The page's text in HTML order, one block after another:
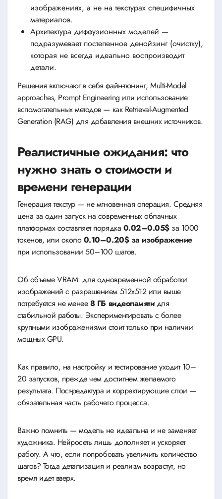
изображениях, а не на текстурах специфичных
материалов.
Архитектура диффузионных моделей —
подразумевает постепенное денойзинг (очистку),
которая не всегда идеально воспроизводит
детали.
Решения включают в себя файн-тюнинг, Multi-Model
approaches, Prompt Engineering или использование
вспомогательных методов — как Retrieval-Augmented
Generation (RAG) для добавления внешних источников.
Реалистичные ожидания: что
нужно знать о стоимости и
времени генерации
Генерация текстур — не мгновенная операция. Средняя
цена за один запуск на современных облачных
платформах составляет порядка 0.02–0.05$за 1000
токенов, или около0.10–0.20$ за изображение
при использовании 50–100 шагов.
Об объеме VRAM: для одновременной обработки
изображений с разрешением 512х512 или выше
потребуется не менее8 ГБ видеопамятидля
стабильной работы. Экспериментировать с более
крупными изображениями стоит только при наличии
мощных GPU.
Как правило, на настройку и тестирование уходит 10–
20 запусков, прежде чем достигнем желаемого
результата. Пост-редактура и корректирующие слои —
обязательная часть рабочего процесса.
Важно помнить — модель не идеальна и не заменяет
художника. Нейросеть лишь дополняет и ускоряет
работу. А что, если попробовать увеличить количество
шагов? Тогда детализация и реализм возрастут, но
время идет вверх.